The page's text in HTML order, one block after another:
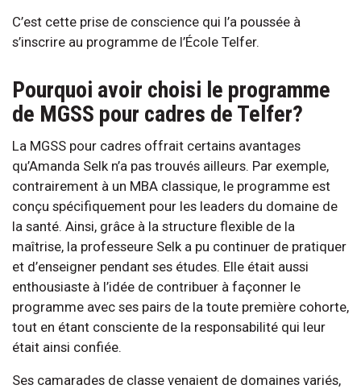
C’est cette prise de conscience qui l’a poussée à
s’inscrire au programme de l’École Telfer.
Pourquoi avoir choisi le programme
de MGSS pour cadres de Telfer?
La MGSS pour cadres offrait certains avantages
qu’Amanda Selk n’a pas trouvés ailleurs. Par exemple,
contrairement à un MBA classique, le programme est
conçu spécifiquement pour les leaders du domaine de
la santé. Ainsi, grâce à la structure flexible de la
maîtrise, la professeure Selk a pu continuer de pratiquer
et d’enseigner pendant ses études. Elle était aussi
enthousiaste à l’idée de contribuer à façonner le
programme avec ses pairs de la toute première cohorte,
tout en étant consciente de la responsabilité qui leur
était ainsi confiée.
Ses camarades de classe venaient de domaines variés,